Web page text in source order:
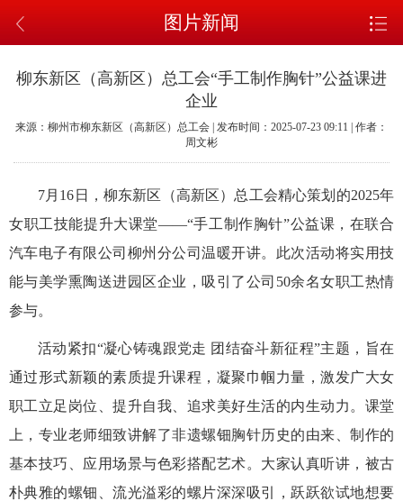
图片新闻
柳东新区（高新区）总工会“手工制作胸针”公益课进
企业
来源：柳州市柳东新区（高新区）总工会 | 发布时间：2025-07-23 09:11 | 作者：
周文彬
7月16日，柳东新区（高新区）总工会精心策划的2025年
女职工技能提升大课堂——“手工制作胸针”公益课，在联合
汽车电子有限公司柳州分公司温暖开讲。此次活动将实用技
能与美学熏陶送进园区企业，吸引了公司50余名女职工热情
参与。
活动紧扣“凝心铸魂跟党走 团结奋斗新征程”主题，旨在
通过形式新颖的素质提升课程，凝聚巾帼力量，激发广大女
职工立足岗位、提升自我、追求美好生活的内生动力。课堂
上，专业老师细致讲解了非遗螺钿胸针历史的由来、制作的
基本技巧、应用场景与色彩搭配艺术。大家认真听讲，被古
朴典雅的螺钿、流光溢彩的螺片深深吸引，跃跃欲试地想要